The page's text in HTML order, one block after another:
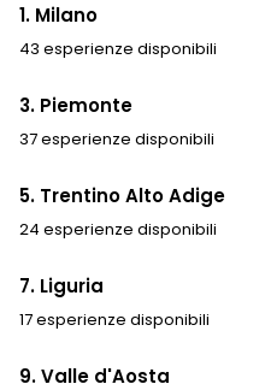
1. Milano
43 esperienze disponibili
3. Piemonte
37 esperienze disponibili
5. Trentino Alto Adige
24 esperienze disponibili
7. Liguria
17 esperienze disponibili
9. Valle d'Aosta